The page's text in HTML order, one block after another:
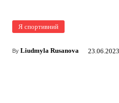
Я спортивний
By Liudmyla Rusanova 23.06.2023